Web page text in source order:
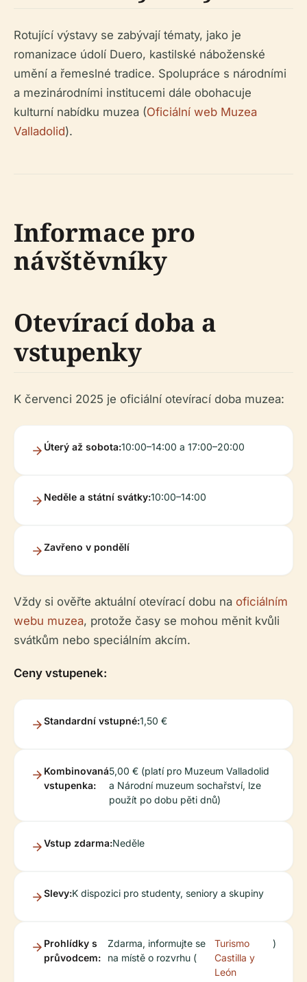
Rotující výstavy se zabývají tématy, jako je
romanizace údolí Duero, kastilské náboženské
umění a řemeslné tradice. Spolupráce s národními
a mezinárodními institucemi dále obohacuje
kulturní nabídku muzea (Oficiální web Muzea
Valladolid).
Informace pro
návštěvníky
Otevírací doba a
vstupenky
K červenci 2025 je oficiální otevírací doba muzea:
Úterý až sobota:10:00–14:00 a 17:00–20:00
Neděle a státní svátky:10:00–14:00
Zavřeno v pondělí
Vždy si ověřte aktuální otevírací dobu na oficiálním
webu muzea, protože časy se mohou měnit kvůli
svátkům nebo speciálním akcím.
Ceny vstupenek:
Standardní vstupné:1,50 €
Kombinovaná
vstupenka:
5,00 € (platí pro Muzeum Valladolid
a Národní muzeum sochařství, lze
použít po dobu pěti dnů)
Vstup zdarma:Neděle
Slevy:K dispozici pro studenty, seniory a skupiny
Prohlídky s
průvodcem:
Zdarma, informujte se
na místě o rozvrhu (
Turismo
Castilla y
León
)